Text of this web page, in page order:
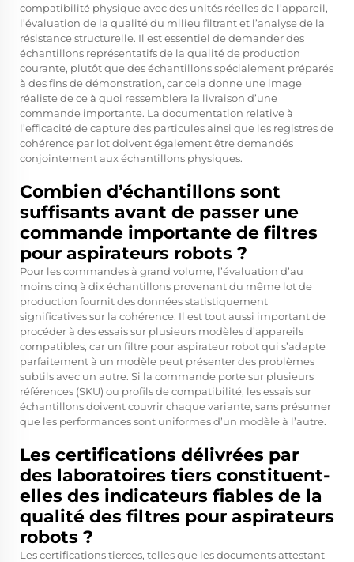
compatibilité physique avec des unités réelles de l’appareil,
l’évaluation de la qualité du milieu filtrant et l’analyse de la
résistance structurelle. Il est essentiel de demander des
échantillons représentatifs de la qualité de production
courante, plutôt que des échantillons spécialement préparés
à des fins de démonstration, car cela donne une image
réaliste de ce à quoi ressemblera la livraison d’une
commande importante. La documentation relative à
l’efficacité de capture des particules ainsi que les registres de
cohérence par lot doivent également être demandés
conjointement aux échantillons physiques.
Combien d’échantillons sont
suffisants avant de passer une
commande importante de filtres
pour aspirateurs robots ?
Pour les commandes à grand volume, l’évaluation d’au
moins cinq à dix échantillons provenant du même lot de
production fournit des données statistiquement
significatives sur la cohérence. Il est tout aussi important de
procéder à des essais sur plusieurs modèles d’appareils
compatibles, car un filtre pour aspirateur robot qui s’adapte
parfaitement à un modèle peut présenter des problèmes
subtils avec un autre. Si la commande porte sur plusieurs
références (SKU) ou profils de compatibilité, les essais sur
échantillons doivent couvrir chaque variante, sans présumer
que les performances sont uniformes d’un modèle à l’autre.
Les certifications délivrées par
des laboratoires tiers constituent-
elles des indicateurs fiables de la
qualité des filtres pour aspirateurs
robots ?
Les certifications tierces, telles que les documents attestant